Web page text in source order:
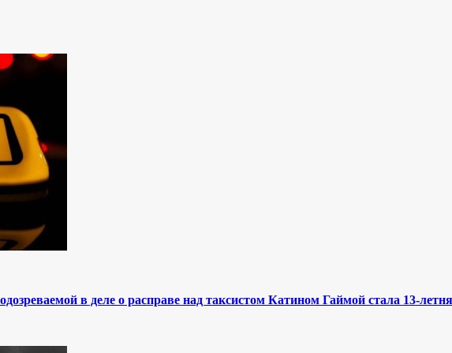
в деле о расправе над таксистом Катином Гаймой стала 13-